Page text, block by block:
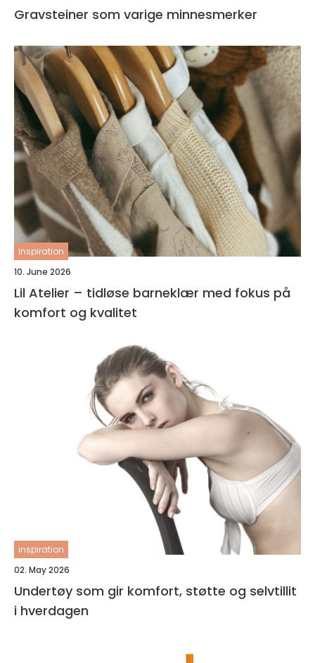
Gravsteiner som varige minnesmerker
inspiration
10. June 2026
Lil Atelier – tidløse barneklær med fokus på
komfort og kvalitet
inspiration
02. May 2026
Undertøy som gir komfort, støtte og selvtillit
i hverdagen